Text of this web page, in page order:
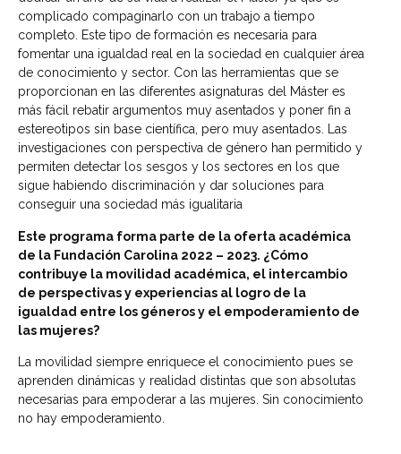
complicado compaginarlo con un trabajo a tiempo
completo. Este tipo de formación es necesaria para
fomentar una igualdad real en la sociedad en cualquier área
de conocimiento y sector. Con las herramientas que se
proporcionan en las diferentes asignaturas del Máster es
más fácil rebatir argumentos muy asentados y poner fin a
estereotipos sin base científica, pero muy asentados. Las
investigaciones con perspectiva de género han permitido y
permiten detectar los sesgos y los sectores en los que
sigue habiendo discriminación y dar soluciones para
conseguir una sociedad más igualitaria
Este programa forma parte de la oferta académica
de la Fundación Carolina 2022 – 2023. ¿Cómo
contribuye la movilidad académica, el intercambio
de perspectivas y experiencias al logro de la
igualdad entre los géneros y el empoderamiento de
las mujeres?
La movilidad siempre enriquece el conocimiento pues se
aprenden dinámicas y realidad distintas que son absolutas
necesarias para empoderar a las mujeres. Sin conocimiento
no hay empoderamiento.